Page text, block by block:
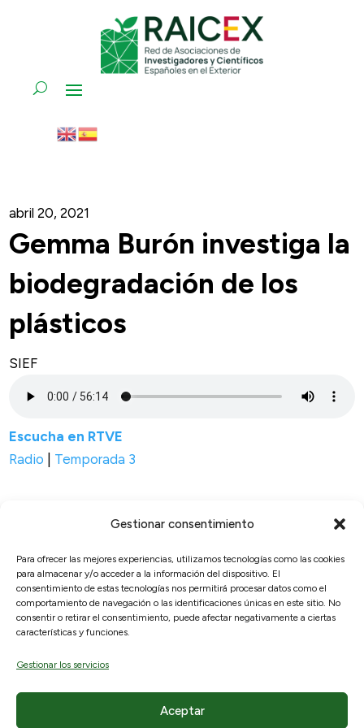
Gestionar consentimiento
Para ofrecer las mejores experiencias, utilizamos tecnologías como las cookies
para almacenar y/o acceder a la información del dispositivo. El
consentimiento de estas tecnologías nos permitirá procesar datos como el
comportamiento de navegación o las identificaciones únicas en este sitio. No
consentir o retirar el consentimiento, puede afectar negativamente a ciertas
características y funciones.
Gestionar los servicios
Aceptar
abril 20, 2021
Gemma Burón investiga la
biodegradación de los
plásticos
SIEF
Escucha en RTVE
Radio
Temporada 3
© 2026, RAICEX, Madrid, España.
Enlaces útiles
Sobre nosotros
Política de cookies